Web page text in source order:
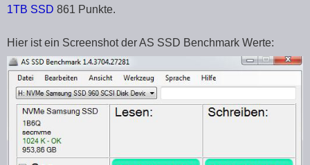
1TB SSD 861 Punkte.
Hier ist ein Screenshot der AS SSD Benchmark Werte: